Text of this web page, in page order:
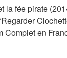
la fée pirate
Complet en